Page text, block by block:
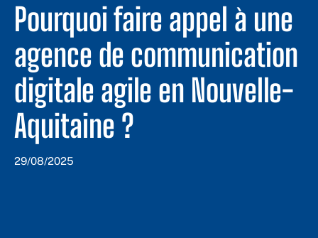
Pourquoi faire appel à une
agence de communication
digitale agile en Nouvelle-
Aquitaine ?
29/08/2025